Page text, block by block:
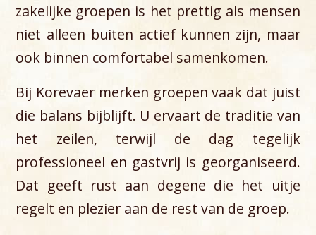
zakelijke groepen is het prettig als mensen
niet alleen buiten actief kunnen zijn, maar
ook binnen comfortabel samenkomen.
Bij Korevaer merken groepen vaak dat juist
die balans bijblijft. U ervaart de traditie van
het zeilen, terwijl de dag tegelijk
professioneel en gastvrij is georganiseerd.
Dat geeft rust aan degene die het uitje
regelt en plezier aan de rest van de groep.